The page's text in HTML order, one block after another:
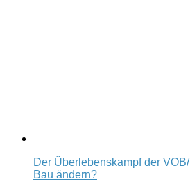
Der Überlebenskampf der
Bau ändern?